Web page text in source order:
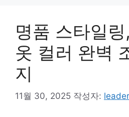
명품 스타일
옷 컬러 완벽
지
11월 30, 2025 작성자: leader